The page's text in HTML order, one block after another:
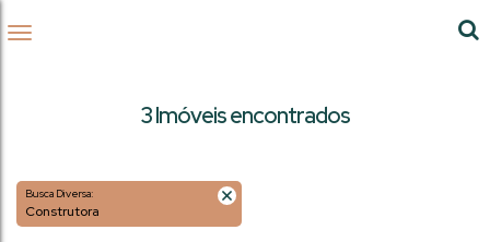
3 Imóveis encontrados
Busca Diversa:
Construtora